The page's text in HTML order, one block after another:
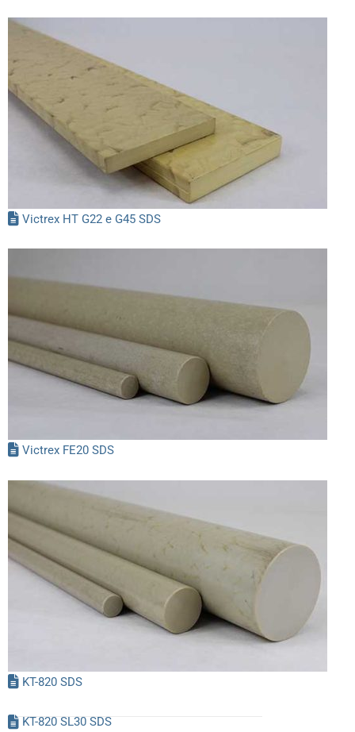
Victrex HT G22 e G45 SDS
Victrex FE20 SDS
KT-820 SDS
KT-820 SL30 SDS